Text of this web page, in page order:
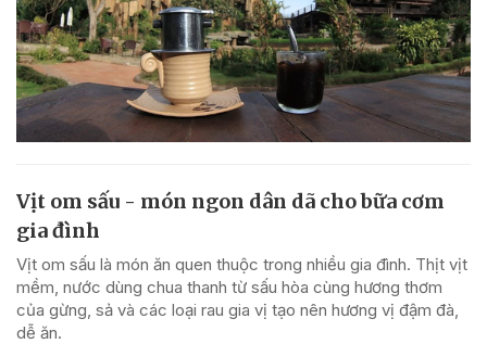
Vịt om sấu - món ngon dân dã cho bữa cơm
gia đình
Vịt om sấu là món ăn quen thuộc trong nhiều gia đình. Thịt vịt
mềm, nước dùng chua thanh từ sấu hòa cùng hương thơm
của gừng, sả và các loại rau gia vị tạo nên hương vị đậm đà,
dễ ăn.